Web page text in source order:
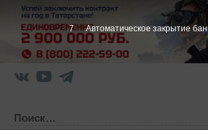
7 Автоматическое закрытие